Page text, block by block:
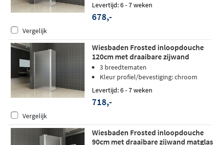
Levertijd: 6 - 7 weken
678,-
Vergelijk
Wiesbaden Frosted inloopdouche
120cm met draaibare zijwand
matglas - links
3 breedtematen
Kleur profiel/bevestiging: chroom
Levertijd: 6 - 7 weken
718,-
Vergelijk
Wiesbaden Frosted inloopdouche
90cm met draaibare zijwand matglas